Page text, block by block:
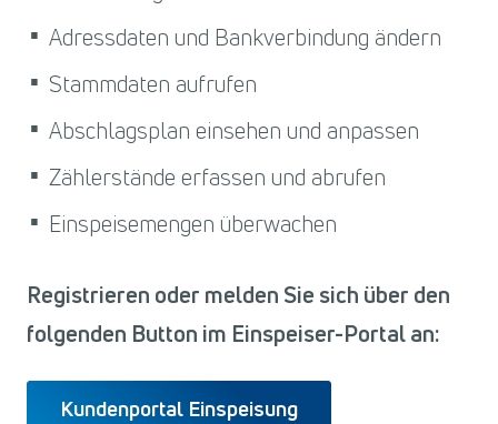
Adressdaten und Bankverbindung ändern
Stammdaten aufrufen
Abschlagsplan einsehen und anpassen
Zählerstände erfassen und abrufen
Einspeisemengen überwachen
Registrieren oder melden Sie sich über den
folgenden Button im Einspeiser-Portal an:
Kundenportal Einspeisung